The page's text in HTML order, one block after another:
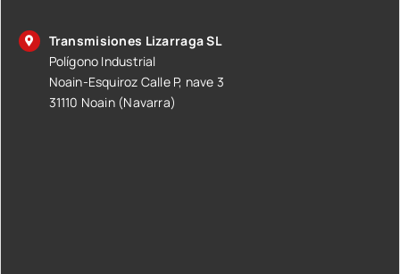
Transmisiones Lizarraga SL
Polígono Industrial
Noain-Esquiroz Calle P, nave 3
31110 Noain (Navarra)